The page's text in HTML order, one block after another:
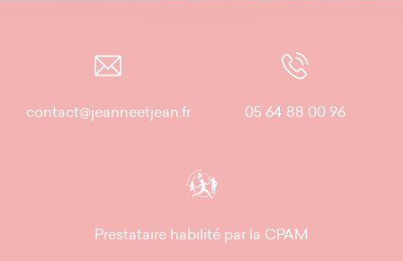
contact@jeanneetjean.fr 05 64 88 00 96
Prestataire habilité par la CPAM